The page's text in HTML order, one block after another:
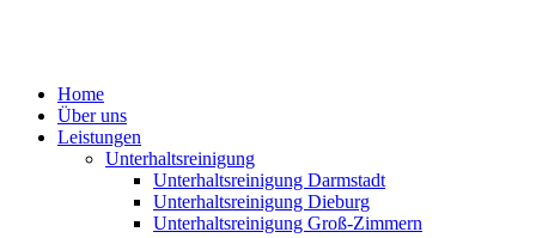
Home
Über uns
Leistungen
Unterhaltsreinigung
Unterhaltsreinigung Darmstadt
Unterhaltsreinigung Dieburg
Unterhaltsreinigung Groß-Zimmern